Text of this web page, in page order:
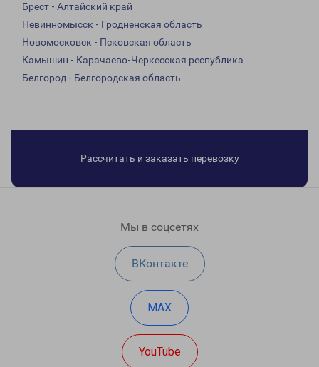
Брест - Алтайский край
Невинномысск - Гродненская область
Новомосковск - Псковская область
Камышин - Карачаево-Черкесская республика
Белгород - Белгородская область
Рассчитать и заказать перевозку
Мы в соцсетях
ВКонтакте
MAX
YouTube